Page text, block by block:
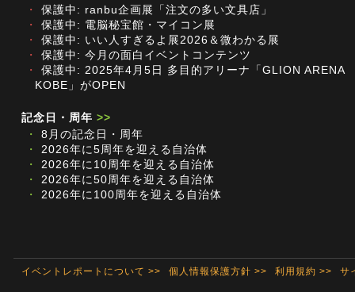
・
保護中: ranbu企画展「注文の多い文具店」
・
保護中: 電脳秘宝館・マイコン展
・
保護中: いい人すぎるよ展2026＆微わかる展
・
保護中: 今月の面白イベントコンテンツ
・
保護中: 2025年4月5日 多目的アリーナ「GLION ARENA
KOBE」がOPEN
記念日・周年 >>
・
8月の記念日・周年
・
2026年に5周年を迎える自治体
・
2026年に10周年を迎える自治体
・
2026年に50周年を迎える自治体
・
2026年に100周年を迎える自治体
イベントレポートについて >> 個人情報保護方針 >> 利用規約 >> サ